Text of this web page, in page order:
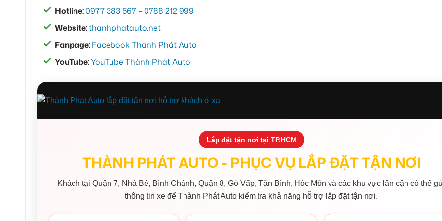
Hotline:0977 383 567 –0788 212 999
Website:thanhphatauto.net
Fanpage:Facebook Thành Phát Auto
YouTube:YouTube Thành Phát Auto
Lắp đặt tận nơi tại TP.HCM
THÀNH PHÁT AUTO - PHỤC VỤ LẮP ĐẶT TẬN NƠI
Khách tại Quận 7, Nhà Bè, Bình Chánh, Quận 8, Gò Vấp, Tân Bình, Hóc Môn và các khu vực lân cận có thể
thông tin xe để Thành Phát Auto kiểm tra khả năng hỗ trợ lắp đặt tận nơi.